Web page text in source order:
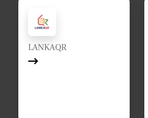
LANKAQR